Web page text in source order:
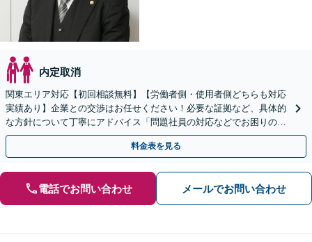
内定取消
関東エリア対応【初回相談無料】【労働者側・使用者側どちらも対応
実績あり】企業との交渉はお任せください！必要な証拠など、具体的
な方針について丁寧にアドバイス「問題社員の対応などでお困りの企
業さまも、ぜひご相談ください」【休日・夜間相談可】
料金表を見る
電話でお問い合わせ メールでお問い合わせ